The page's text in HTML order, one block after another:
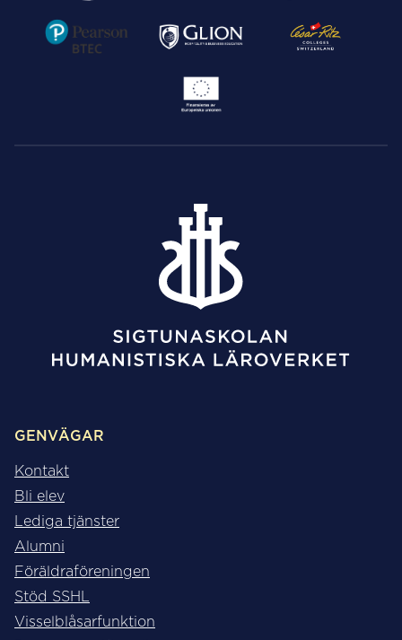
GENVÄGAR
Kontakt
Bli elev
Lediga tjänster
Alumni
Föräldraföreningen
Stöd SSHL
Visselblåsarfunktion